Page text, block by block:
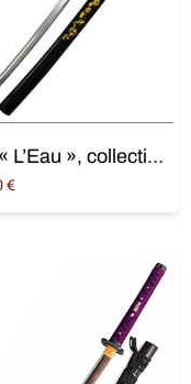
Iaïto « L’Eau », collection « Les 5 éléments »
€
options